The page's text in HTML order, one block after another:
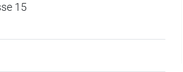
15